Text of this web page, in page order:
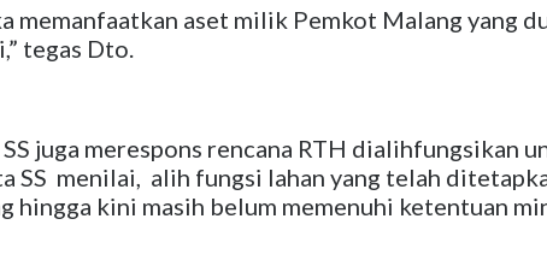
memanfaatkan aset milik Pemkot Malang yang
tegas Dto.
juga merespons rencana RTH dialihfungsikan
SS menilai, alih fungsi lahan yang telah
kini masih belum memenuhi ketentuan